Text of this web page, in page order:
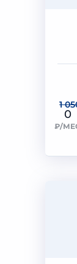
1
0
₽/